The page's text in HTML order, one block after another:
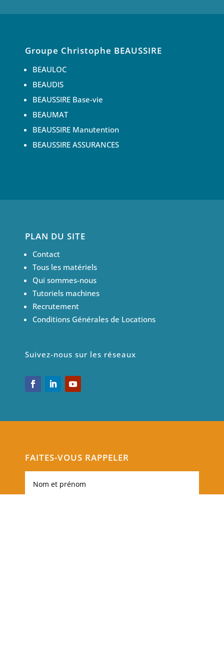
Groupe Christophe BEAUSSIRE
BEAULOC
BEAUDIS
BEAUSSIRE Base-vie
BEAUMAT
BEAUSSIRE Manutention
BEAUSSIRE ASSURANCES
PLAN DU SITE
Contact
Tous les matériels
Qui sommes-nous
Tutoriels machines
Recrutement
Conditions Générales de Locations
Suivez-nous sur les réseaux
FAITES-VOUS RAPPELER